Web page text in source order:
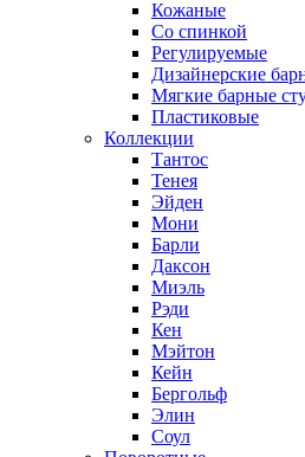
Кожаные
Со спинкой
Регулируемые
Дизайнерские
Мягкие барные
Пластиковые
Коллекции
Тантос
Тенея
Эйден
Мони
Барли
Даксон
Миэль
Рэди
Кен
Мэйтон
Кейн
Бергольф
Элин
Соул